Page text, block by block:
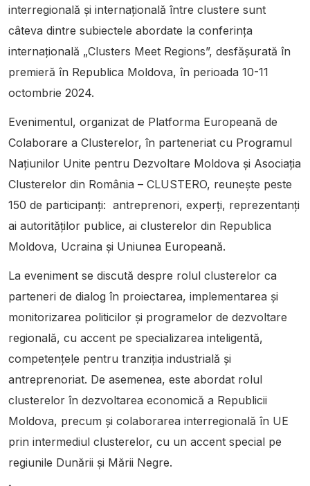
interregională și internațională între clustere sunt
câteva dintre subiectele abordate la conferința
internațională „Clusters Meet Regions”, desfășurată în
premieră în Republica Moldova, în perioada 10-11
octombrie 2024.
Evenimentul, organizat de Platforma Europeană de
Colaborare a Clusterelor, în parteneriat cu Programul
Națiunilor Unite pentru Dezvoltare Moldova și Asociația
Clusterelor din România – CLUSTERO, reunește peste
150 de participanți: antreprenori, experți, reprezentanți
ai autorităților publice, ai clusterelor din Republica
Moldova, Ucraina și Uniunea Europeană.
La eveniment se discută despre rolul clusterelor ca
parteneri de dialog în proiectarea, implementarea și
monitorizarea politicilor și programelor de dezvoltare
regională, cu accent pe specializarea inteligentă,
competențele pentru tranziția industrială și
antreprenoriat. De asemenea, este abordat rolul
clusterelor în dezvoltarea economică a Republicii
Moldova, precum și colaborarea interregională în UE
prin intermediul clusterelor, cu un accent special pe
regiunile Dunării și Mării Negre.